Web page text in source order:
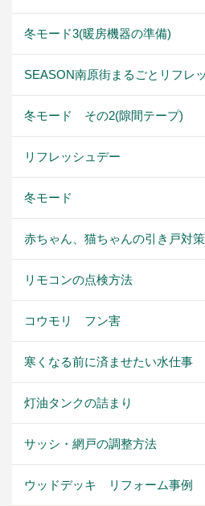
冬モード3(暖房機器の準備)
SEASON南原街まるごとリフレ
冬モード その2(隙間テープ)
リフレッシュデー
冬モード
赤ちゃん、猫ちゃんの引き戸対策
リモコンの点検方法
コウモリ フン害
寒くなる前に済ませたい水仕事
灯油タンクの詰まり
サッシ・網戸の調整方法
ウッドデッキ リフォーム事例